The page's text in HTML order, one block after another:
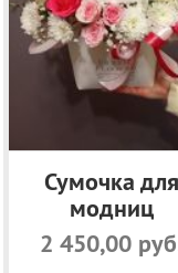
Сумочка для
модниц
2 450,00